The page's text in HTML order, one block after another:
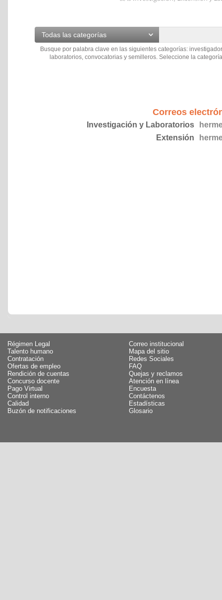
Todas las categorías
Busque por palabra clave en las siguientes categorías:
laboratorios, convocatorias y semilleros. Seleccione la
Correos
Investigación y Laboratorios
Extensión
Régimen Legal
Talento humano
Contratación
Ofertas de empleo
Rendición de cuentas
Concurso docente
Pago Virtual
Control interno
Calidad
Buzón de notificaciones
Correo institucional
Mapa del sitio
Redes Sociales
FAQ
Quejas y reclamos
Atención en línea
Encuesta
Contáctenos
Estadísticas
Glosario